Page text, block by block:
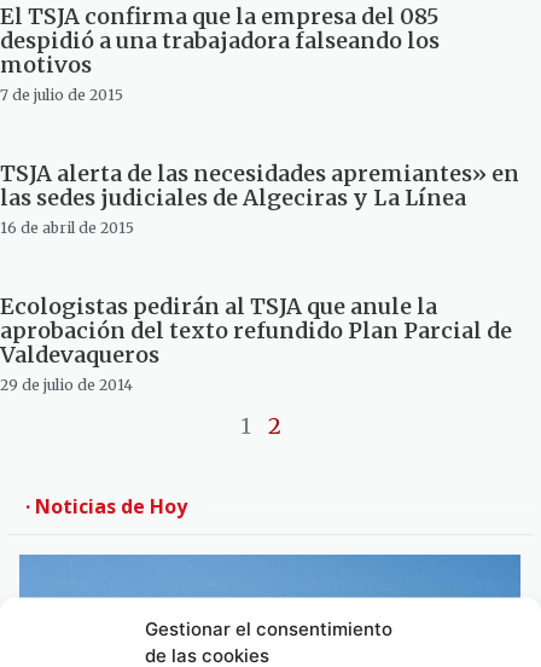
Gestionar el consentimiento
de las cookies
El TSJA confirma que la empresa del 085
despidió a una trabajadora falseando los
motivos
7 de julio de 2015
TSJA alerta de las necesidades apremiantes» en
las sedes judiciales de Algeciras y La Línea
16 de abril de 2015
Ecologistas pedirán al TSJA que anule la
aprobación del texto refundido Plan Parcial de
Valdevaqueros
29 de julio de 2014
1 2
· Noticias de Hoy